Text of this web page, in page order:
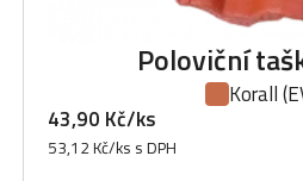
Poloviční
Korall
43,90 Kč/ks
53,12 Kč/ks s DPH